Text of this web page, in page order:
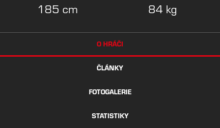
185 cm 84 kg
O HRÁČI
ČLÁNKY
FOTOGALERIE
STATISTIKY